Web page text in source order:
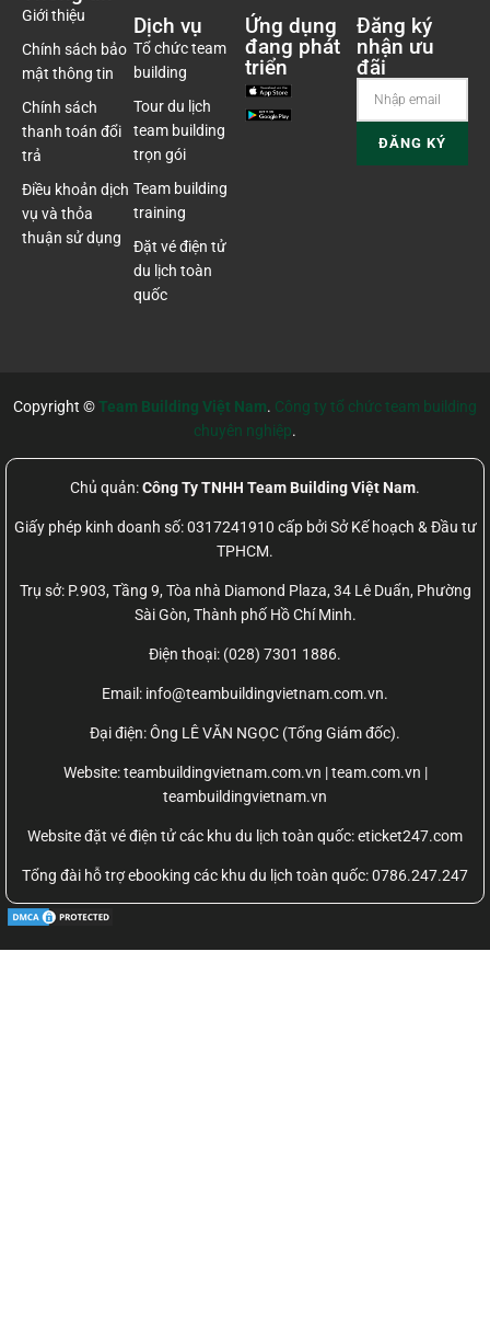
Giới thiệu
Chính sách bảo
mật thông tin
Chính sách
thanh toán đổi
trả
Điều khoản dịch
vụ và thỏa
thuận sử dụng
Dịch vụ
Tổ chức team
building
Tour du lịch
team building
trọn gói
Team building
training
Đặt vé điện tử
du lịch toàn
quốc
Ứng dụng
đang phát
triển
Đăng ký
nhận ưu
đãi
Copyright ©Team Building Việt Nam. Công ty tổ chức team building
chuyên nghiệp.
Chủ quản:Công Ty TNHH Team Building Việt Nam.
Giấy phép kinh doanh số: 0317241910 cấp bởi Sở Kế hoạch & Đầu tư
TPHCM.
Trụ sở: P.903, Tầng 9, Tòa nhà Diamond Plaza, 34 Lê Duẩn, Phường
Sài Gòn, Thành phố Hồ Chí Minh.
Điện thoại: (028) 7301 1886.
Email: info@teambuildingvietnam.com.vn.
Đại điện: Ông LÊ VĂN NGỌC (Tổng Giám đốc).
Website:teambuildingvietnam.com.vn | team.com.vn |
teambuildingvietnam.vn
Website đặt vé điện tử các khu du lịch toàn quốc: eticket247.com
Tổng đài hỗ trợ ebooking các khu du lịch toàn quốc: 0786.247.247